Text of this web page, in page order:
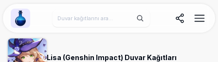
Wallpaper Alchemy
Lisa (Genshin Impact) Duvar Kağıtları